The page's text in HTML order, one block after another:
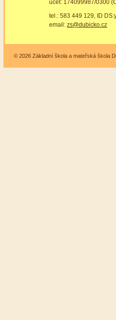
účet: 174099987/0300
tel.: 583 449 129, ID
email: zs@dubicko.cz
© 2026 Základní škola a mateřská škola